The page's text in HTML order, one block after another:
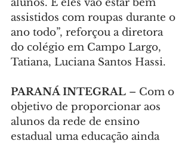
alunos. E eles vão estar bem
assistidos com roupas durante o
ano todo”, reforçou a diretora
do colégio em Campo Largo,
Tatiana, Luciana Santos Hassi.
PARANÁ INTEGRAL – Com o
objetivo de proporcionar aos
alunos da rede de ensino
estadual uma educação ainda